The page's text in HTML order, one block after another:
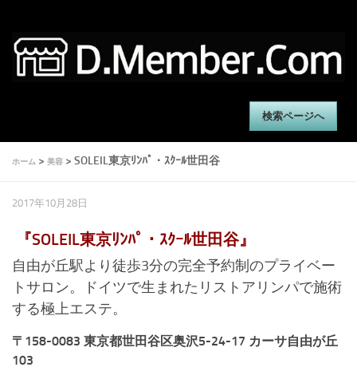
検索ページへ
ホーム > 美容 > SOLEIL東京ﾘﾝﾊﾟ・ｽｸｰﾙ世田谷
2017年10月28日
『SOLEIL東京ﾘﾝﾊﾟ・ｽｸｰﾙ世田谷』
自由が丘駅より徒歩3分の完全予約制のプライベー
トサロン。ドイツで生まれたリストアリンパで施術
する極上エステ。
〒158-0083 東京都世田谷区奥沢5-24-17 カーサ自由が丘
103